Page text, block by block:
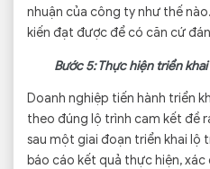
nhuận của công ty như thế
kiến đạt được để có căn cứ
Bước 5: Thực hiện triển
Doanh nghiệp tiến hành triển
theo đúng lộ trình cam kết đề
sau một giai đoạn triển khai lộ
báo cáo kết quả thực hiện,